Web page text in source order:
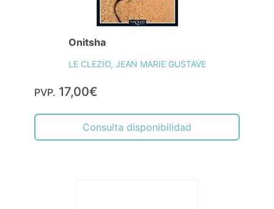
Onitsha
LE CLEZIO, JEAN MARIE GUSTAVE
PVP. 17,00€
Consulta disponibilidad